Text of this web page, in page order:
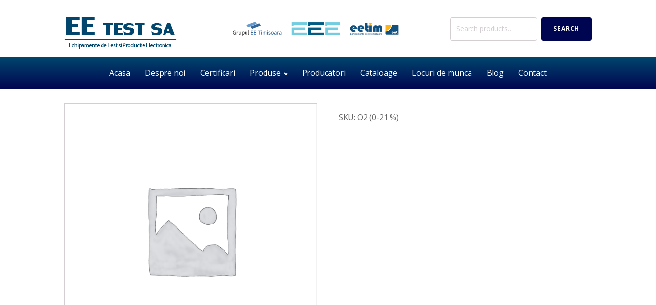
Search
SEARCH
Acasa Despre noi Certificari Produse Producatori Cataloage Locuri de munca Blog Contact
SKU: O2 (0-21 %)